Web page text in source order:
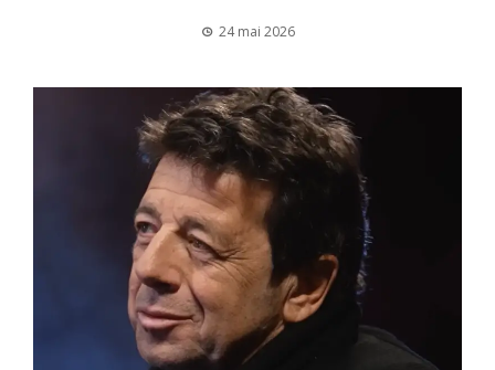
24 mai 2026